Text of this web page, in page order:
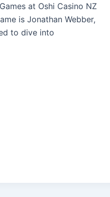
at Oshi Casino NZ
is Jonathan Webber,
to dive into